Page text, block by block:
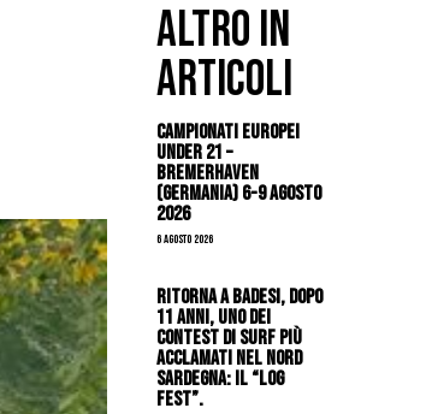
ALTRO IN
ARTICOLI
Campionati Europei
Under 21 –
Bremerhaven
(Germania) 6-9 agosto
2026
6 Agosto 2026
Ritorna a Badesi, dopo
11 anni, uno dei
contest di surf più
acclamati nel nord
Sardegna: il “Log
Fest”.